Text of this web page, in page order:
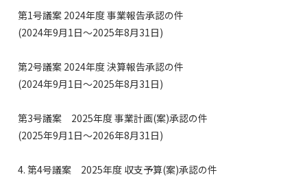
第1号議案 2024年度 事業報告承認の件
(2024年9月1日～2025年8月31日)
第2号議案 2024年度 決算報告承認の件
(2024年9月1日～2025年8月31日)
第3号議案 2025年度 事業計画(案)承認の件
(2025年9月1日～2026年8月31日)
4. 第4号議案 2025年度 収支予算(案)承認の件